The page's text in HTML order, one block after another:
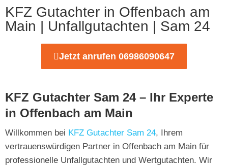
KFZ Gutachter in Offenbach am
Main | Unfallgutachten | Sam 24
Jetzt anrufen 06986090647
KFZ Gutachter Sam 24 – Ihr Experte
in Offenbach am Main
Willkommen bei KFZ Gutachter Sam 24, Ihrem
vertrauenswürdigen Partner in Offenbach am Main für
professionelle Unfallgutachten und Wertgutachten. Wir